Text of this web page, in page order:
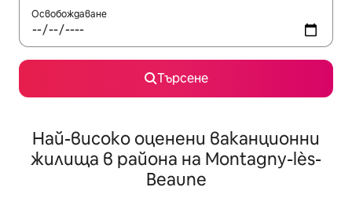
Освобождаване
Търсене
Най-високо оценени ваканционни
жилища в района на Montagny-lès-
Beaune